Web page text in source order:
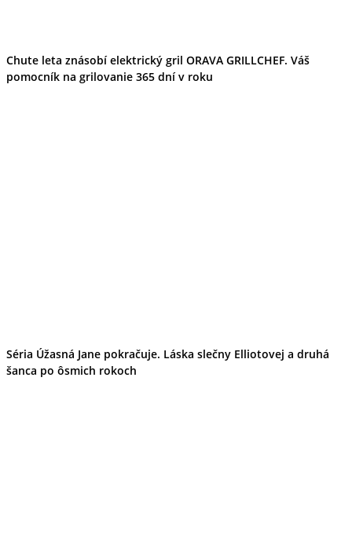
Chute leta znásobí elektrický gril ORAVA GRILLCHEF. Váš
pomocník na grilovanie 365 dní v roku
Séria Úžasná Jane pokračuje. Láska slečny Elliotovej a druhá
šanca po ôsmich rokoch